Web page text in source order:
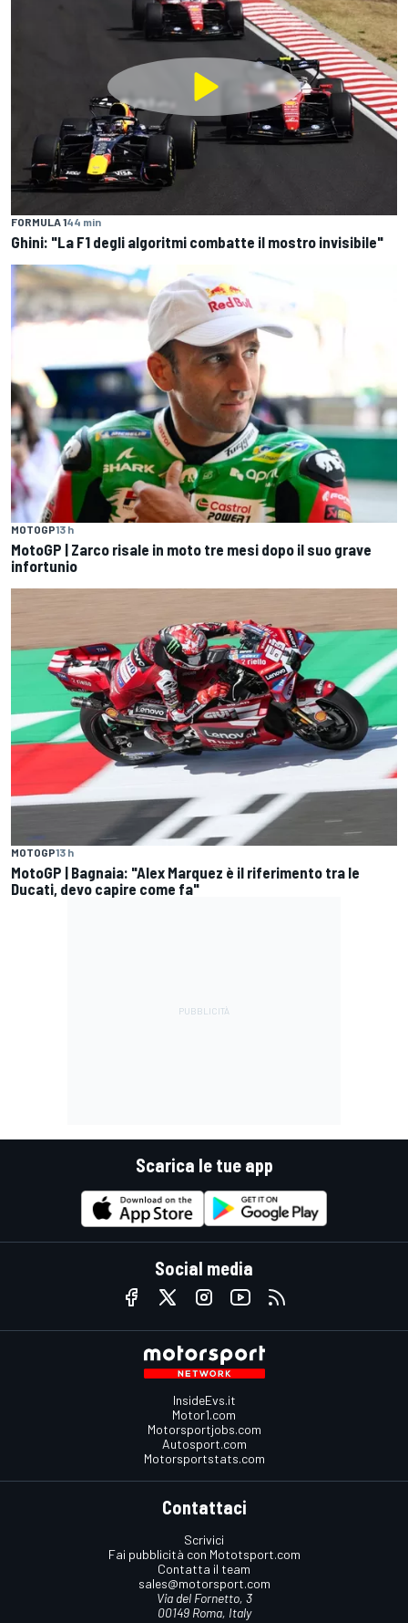
FORMULA 144 min
Ghini: "La F1 degli algoritmi combatte il mostro invisibile"
MOTOGP13 h
MotoGP | Zarco risale in moto tre mesi dopo il suo grave
infortunio
MOTOGP13 h
MotoGP | Bagnaia: "Alex Marquez è il riferimento tra le
Ducati, devo capire come fa"
Scarica le tue app
Social media
InsideEvs.it
Motor1.com
Motorsportjobs.com
Autosport.com
Motorsportstats.com
Contattaci
Scrivici
Fai pubblicità con Mototsport.com
Contatta il team
sales@motorsport.com
Via del Fornetto, 3
00149 Roma, Italy